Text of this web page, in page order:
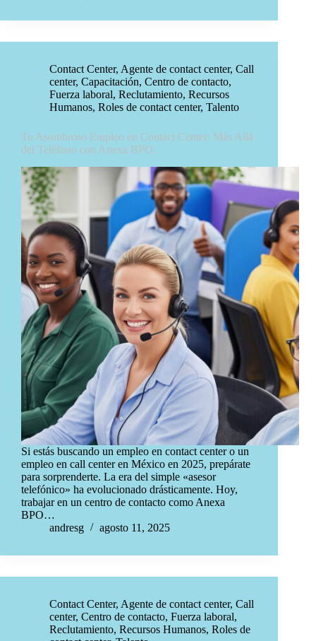
Contact Center, Agente de contact center, Call
center, Capacitación, Centro de contacto,
Fuerza laboral, Reclutamiento, Recursos
Humanos, Roles de contact center, Talento
Tu Asombroso Empleo en Contact Center: Más Allá
del Teléfono con Anexa BPO.
Si estás buscando un empleo en contact center o un
empleo en call center en México en 2025, prepárate
para sorprenderte. La era del simple «asesor
telefónico» ha evolucionado drásticamente. Hoy,
trabajar en un centro de contacto como Anexa
BPO…
andresg
agosto 11, 2025
Contact Center, Agente de contact center, Call
center, Centro de contacto, Fuerza laboral,
Reclutamiento, Recursos Humanos, Roles de